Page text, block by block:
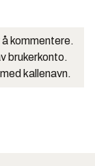
kommentere.
brukerkonto.
kallenavn.